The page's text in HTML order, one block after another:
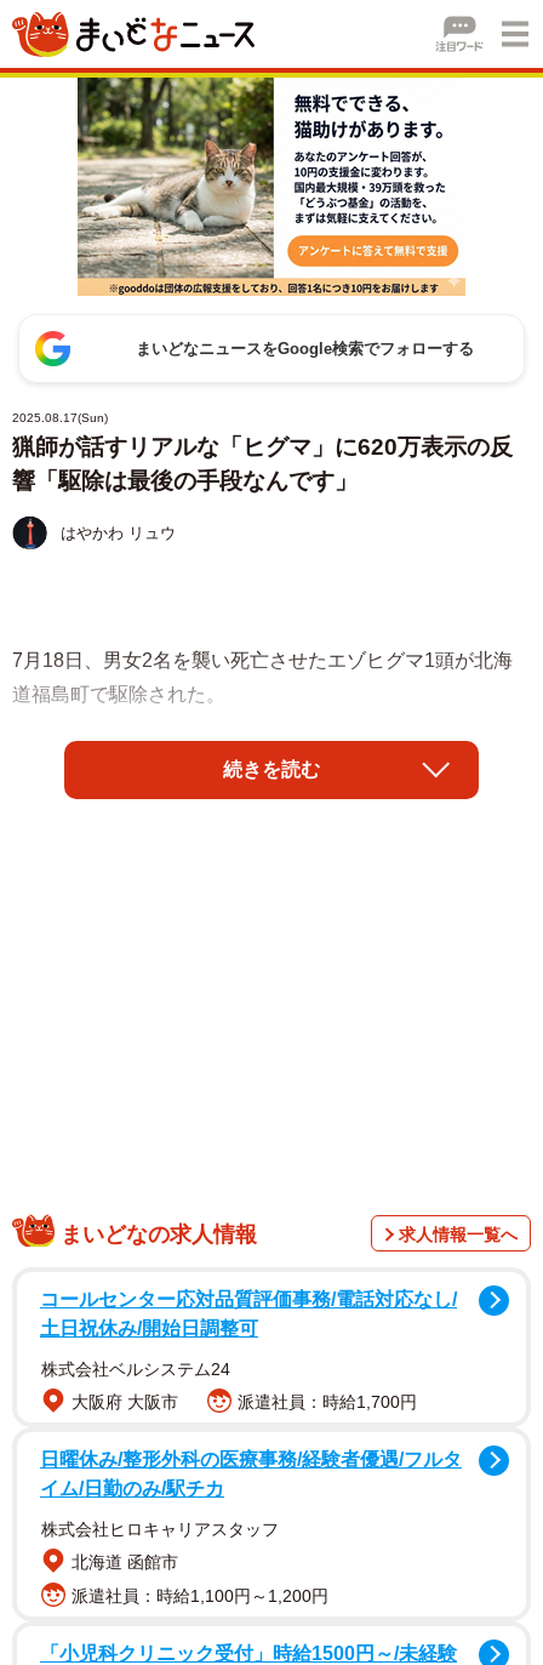
まいどなニュースをGoogle検索でフォローする
2025.08.17(Sun)
猟師が話すリアルな「ヒグマ」に620万表示の反
響「駆除は最後の手段なんです」
はやかわ リュウ
7月18日、男女2名を襲い死亡させたエゾヒグマ1頭が北海
道福島町で駆除された。
7月27日には、北海道知床半島の羅臼町の住宅街を通る国道
で生きたエゾシカを襲撃したヒグマが駆除されている。
過激な声もあがっている。
爪と牙がない「力士サイズのぬいぐるみ」
こういった「クマ」への過剰な反応に対して、「みんな熊
にビビり過ぎ。よく見るサイズなら、せいぜい力士に爪と
牙が付いて言葉や法律が一切通じない程度のヌイグルミだ
ぞ」とX（旧Twitter）に投稿した、さっと
続きを読む
まいどなの求人情報 求人情報一覧へ
コールセンター応対品質評価事務/電話対応なし/
土日祝休み/開始日調整可
株式会社ベルシステム24
大阪府 大阪市
派遣社員：時給1,700円
日曜休み/整形外科の医療事務/経験者優遇/フルタ
イム/日勤のみ/駅チカ
株式会社ヒロキャリアスタッフ
北海道 函館市
派遣社員：時給1,100円～1,200円
「小児科クリニック受付」時給1500円～/未経験